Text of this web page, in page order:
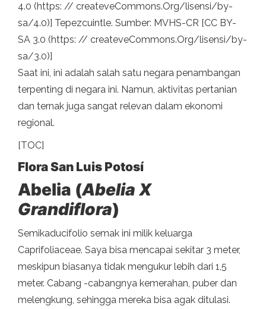
4.0 (https: // createveCommons.Org/lisensi/by-
sa/4.0)] Tepezcuintle. Sumber: MVHS-CR [CC BY-
SA 3.0 (https: // createveCommons.Org/lisensi/by-
sa/3.0)]
Saat ini, ini adalah salah satu negara penambangan
terpenting di negara ini. Namun, aktivitas pertanian
dan ternak juga sangat relevan dalam ekonomi
regional.
[TOC]
Flora San Luis Potosí
Abelia (Abelia X
Grandiflora)
Semikaducifolio semak ini milik keluarga
Caprifoliaceae. Saya bisa mencapai sekitar 3 meter,
meskipun biasanya tidak mengukur lebih dari 1,5
meter. Cabang -cabangnya kemerahan, puber dan
melengkung, sehingga mereka bisa agak ditulasi.